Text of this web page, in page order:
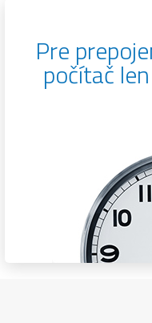
Pre
počítač